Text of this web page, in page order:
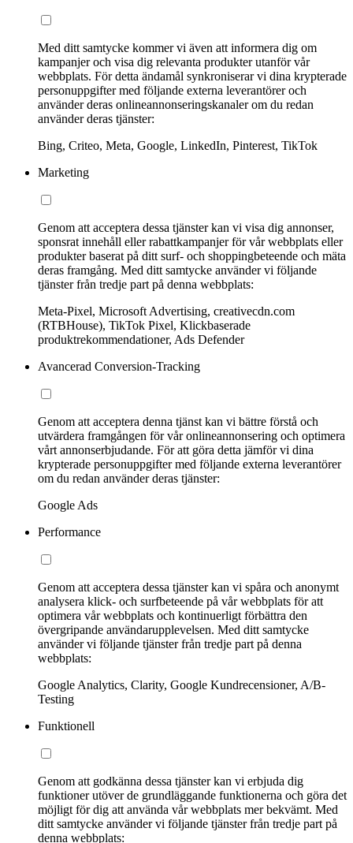
Med ditt samtycke kommer vi även att informera dig om
kampanjer och visa dig relevanta produkter utanför vår
webbplats. För detta ändamål synkroniserar vi dina krypterade
personuppgifter med följande externa leverantörer och
använder deras onlineannonseringskanaler om du redan
använder deras tjänster:
Bing, Criteo, Meta, Google, LinkedIn, Pinterest, TikTok
Marketing
Genom att acceptera dessa tjänster kan vi visa dig annonser,
sponsrat innehåll eller rabattkampanjer för vår webbplats eller
produkter baserat på ditt surf- och shoppingbeteende och mäta
deras framgång. Med ditt samtycke använder vi följande
tjänster från tredje part på denna webbplats:
Meta-Pixel, Microsoft Advertising, creativecdn.com
(RTBHouse), TikTok Pixel, Klickbaserade
produktrekommendationer, Ads Defender
Avancerad Conversion-Tracking
Genom att acceptera denna tjänst kan vi bättre förstå och
utvärdera framgången för vår onlineannonsering och optimera
vårt annonserbjudande. För att göra detta jämför vi dina
krypterade personuppgifter med följande externa leverantörer
om du redan använder deras tjänster:
Google Ads
Performance
Genom att acceptera dessa tjänster kan vi spåra och anonymt
analysera klick- och surfbeteende på vår webbplats för att
optimera vår webbplats och kontinuerligt förbättra den
övergripande användarupplevelsen. Med ditt samtycke
använder vi följande tjänster från tredje part på denna
webbplats:
Google Analytics, Clarity, Google Kundrecensioner, A/B-
Testing
Funktionell
Genom att godkänna dessa tjänster kan vi erbjuda dig
funktioner utöver de grundläggande funktionerna och göra det
möjligt för dig att använda vår webbplats mer bekvämt. Med
ditt samtycke använder vi följande tjänster från tredje part på
denna webbplats: